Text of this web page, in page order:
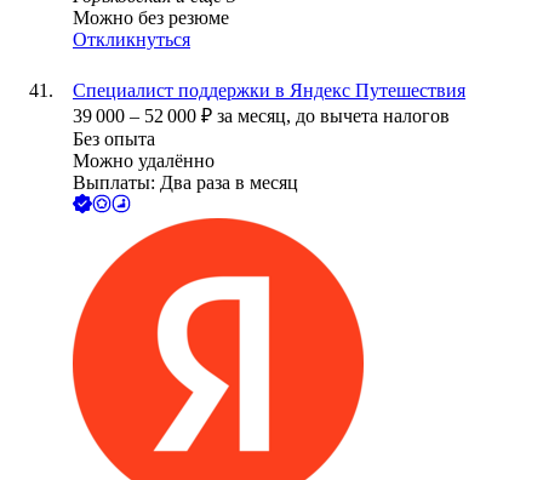
Можно без резюме
Откликнуться
Специалист поддержки в Яндекс Путешествия
39 000 – 52 000 ₽ за месяц, до вычета налогов
Без опыта
Можно удалённо
Выплаты: Два раза в месяц